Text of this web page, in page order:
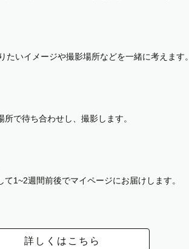
たいイメージや撮影場所などを一緒に考えます。
で待ち合わせし、撮影します。
1~2週間前後でマイページにお届けします。
詳しくはこちら